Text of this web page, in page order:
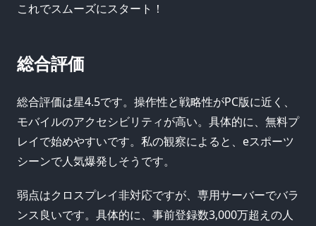
これでスムーズにスタート！
総合評価
総合評価は星4.5です。操作性と戦略性がPC版に近く、
モバイルのアクセシビリティが高い。具体的に、無料プ
レイで始めやすいです。私の観察によると、eスポーツ
シーンで人気爆発しそうです。
弱点はクロスプレイ非対応ですが、専用サーバーでバラ
ンス良いです。具体的に、事前登録数3,000万超えの人